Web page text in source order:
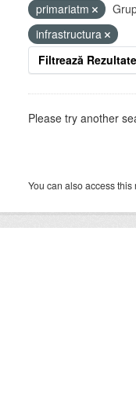
primariatm
infrastructura
Filtrează
Please try another
You can also access